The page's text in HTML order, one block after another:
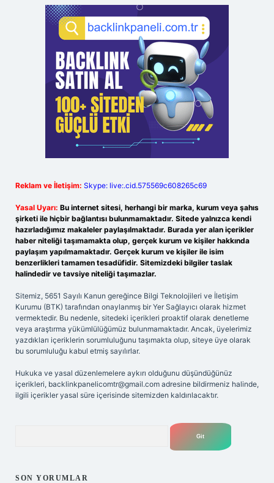
Reklam ve İletişim: Skype: live:.cid.575569c608265c69
Yasal Uyarı: Bu internet sitesi, herhangi bir marka, kurum veya şahıs
şirketi ile hiçbir bağlantısı bulunmamaktadır. Sitede yalnızca kendi
hazırladığımız makaleler paylaşılmaktadır. Burada yer alan içerikler
haber niteliği taşımamakta olup, gerçek kurum ve kişiler hakkında
paylaşım yapılmamaktadır. Gerçek kurum ve kişiler ile isim
benzerlikleri tamamen tesadüfidir. Sitemizdeki bilgiler taslak
halindedir ve tavsiye niteliği taşımazlar.
Sitemiz, 5651 Sayılı Kanun gereğince Bilgi Teknolojileri ve İletişim
Kurumu (BTK) tarafından onaylanmış bir Yer Sağlayıcı olarak hizmet
vermektedir. Bu nedenle, sitedeki içerikleri proaktif olarak denetleme
veya araştırma yükümlülüğümüz bulunmamaktadır. Ancak, üyelerimiz
yazdıkları içeriklerin sorumluluğunu taşımakta olup, siteye üye olarak
bu sorumluluğu kabul etmiş sayılırlar.
Hukuka ve yasal düzenlemelere aykırı olduğunu düşündüğünüz
içerikleri, backlinkpanelicomtr@gmail.com adresine bildirmeniz halinde,
ilgili içerikler yasal süre içerisinde sitemizden kaldırılacaktır.
SON YORUMLAR